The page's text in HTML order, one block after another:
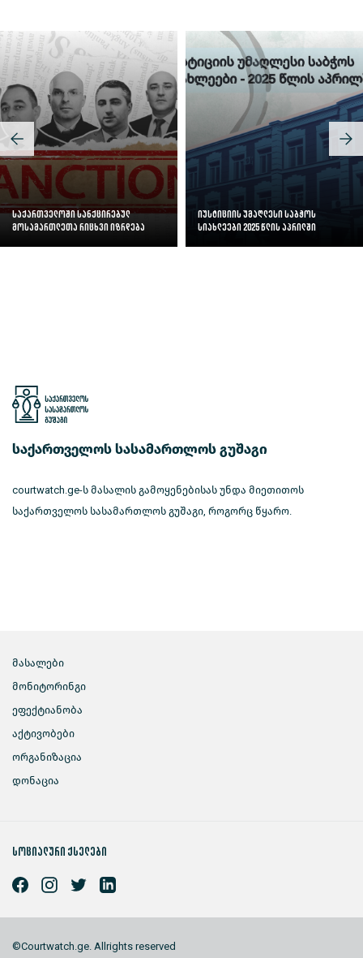
საქართველოში სანქცირებულ
მოსამართლეთა რიცხვი იზრდება
იუსტიციის უმაღლესი საბჭოს
სიახლეები 2025 წლის აპრილში
საქართველოს სასამართლოს გუშაგი
courtwatch.ge-ს მასალის გამოყენებისას უნდა მიეთითოს
საქართველოს სასამართლოს გუშაგი, როგორც წყარო.
მასალები
მონიტორინგი
ეფექტიანობა
აქტივობები
ორგანიზაცია
დონაცია
სოციალური ქსელები
©Courtwatch.ge. Allrights reserved